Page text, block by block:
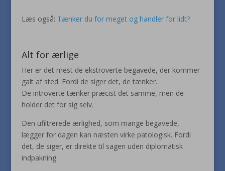
Læs også: Tænker du for meget og handler for lidt?
Alt for ærlige
Her er det mest de ekstroverte begavede, der kommer
galt af sted. Fordi de siger det, de tænker.
De introverte tænker præcist det samme, men de
holder det for sig selv.
Den ufiltrerede ærlighed, som mange begavede,
lægger for dagen kan næsten virke patologisk. Fordi
det, de siger, er direkte til sagen uden diplomatisk
indpakning.